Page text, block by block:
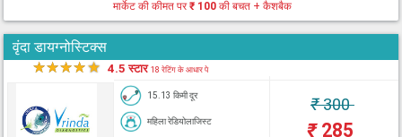
मार्केट की कीमत पर₹ 100की बचत + कैशबैक
वृंदा डायग्नोस्टिक्स
★★★★★ 4.5 स्टार18 रेटिंग के आधार पे
15.13 किमी दूर
महिला रेडियोलाजिस्ट
₹300
₹285